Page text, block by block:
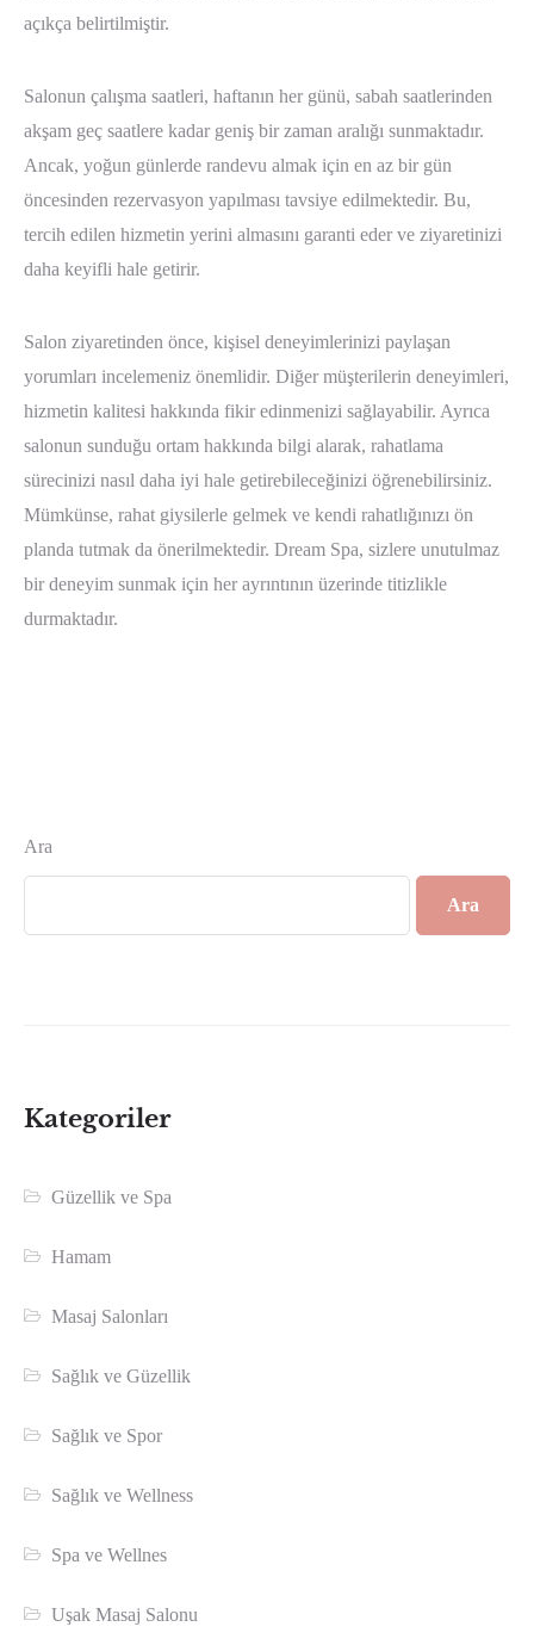
açıkça belirtilmiştir.
Salonun çalışma saatleri, haftanın her günü, sabah saatlerinden
akşam geç saatlere kadar geniş bir zaman aralığı sunmaktadır.
Ancak, yoğun günlerde randevu almak için en az bir gün
öncesinden rezervasyon yapılması tavsiye edilmektedir. Bu,
tercih edilen hizmetin yerini almasını garanti eder ve ziyaretinizi
daha keyifli hale getirir.
Salon ziyaretinden önce, kişisel deneyimlerinizi paylaşan
yorumları incelemeniz önemlidir. Diğer müşterilerin deneyimleri,
hizmetin kalitesi hakkında fikir edinmenizi sağlayabilir. Ayrıca
salonun sunduğu ortam hakkında bilgi alarak, rahatlama
sürecinizi nasıl daha iyi hale getirebileceğinizi öğrenebilirsiniz.
Mümkünse, rahat giysilerle gelmek ve kendi rahatlığınızı ön
planda tutmak da önerilmektedir. Dream Spa, sizlere unutulmaz
bir deneyim sunmak için her ayrıntının üzerinde titizlikle
durmaktadır.
Ara
Ara
Kategoriler
Güzellik ve Spa
Hamam
Masaj Salonları
Sağlık ve Güzellik
Sağlık ve Spor
Sağlık ve Wellness
Spa ve Wellnes
Uşak Masaj Salonu